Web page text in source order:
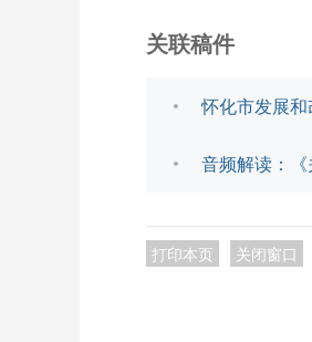
关联稿件
怀化市发展
音频解读：《
打印本页 关闭窗口